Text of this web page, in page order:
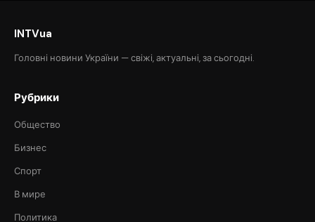
INTVua
Головні новини України — свіжі, актуальні, за сьогодні.
Рубрики
Общество
Бизнес
Спорт
В мире
Политика